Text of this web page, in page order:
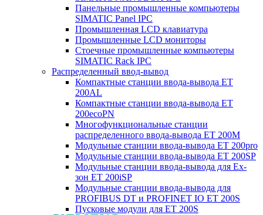
Панельные промышленные компьютеры
SIMATIC Panel IPC
Промышленная LCD клавиатура
Промышленные LCD мониторы
Стоечные промышленные компьютеры
SIMATIC Rack IPC
Распределенный ввод-вывод
Компактные станции ввода-вывода ET
200AL
Компактные станции ввода-вывода ET
200ecoPN
Многофункциональные станции
распределенного ввода-вывода ET 200M
Модульные станции ввода-вывода ET 200pro
Модульные станции ввода-вывода ET 200SP
Модульные станции ввода-вывода для Ex-
зон ET 200iSP
Модульные станции ввода-вывода для
PROFIBUS DT и PROFINET IO ET 200S
Пусковые модули для ET 200S